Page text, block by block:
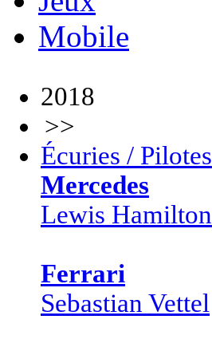
Mobile
2018
>>
Écuries / Pilotes
Mercedes
Lewis Hamilton
Ferrari
Sebastian Vettel